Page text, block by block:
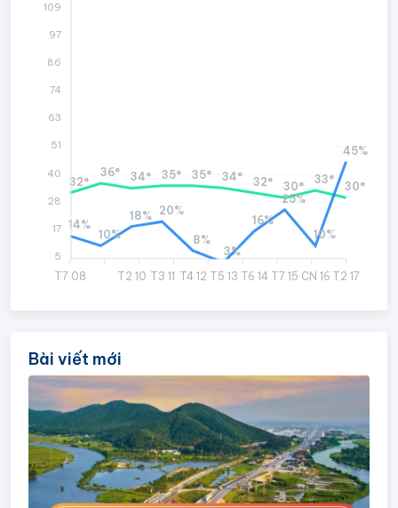
T7 08 T2 10 T3 11 T4 12 T5 13 T6 14 T7 15 CN 16 T2 17
32°
36° 34° 35° 35° 34° 32° 30°
33°
30°
14%
10%
18% 20%
8%
3%
16%
25%
10%
45%
109
97
86
74
63
51
40
28
17
5
Bài viết mới